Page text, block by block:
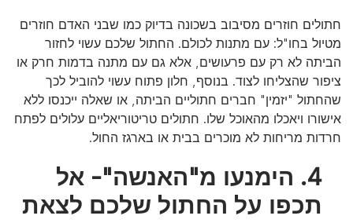
חתולים חוזרים מסיבוב בשכונה בדיוק כמו שבני האדם חוזרים
מטיול בחו"ל: עם מתנות לכולם. החתול שלכם עשוי לחזור
הביתה לא רק עם פרעושים, אלא גם עם מתנה בדמות חרק או
ציפור שהצליחו לצוד. בנוסף, חלון פתוח עשוי להוביל לכך
שהחתול "יזמין" חברים חתוליים הביתה, או שאלה ייכנסו ללא
אישורו ויאכלו מהאוכל שלו. חתולים טריטוריאליים עלולים לפתח
חרדות מריחות לא מוכרים בבית או בארגז החול.
4. הימנעו מ"האנשה"- אל
תכפו על החתול שלכם לצאת